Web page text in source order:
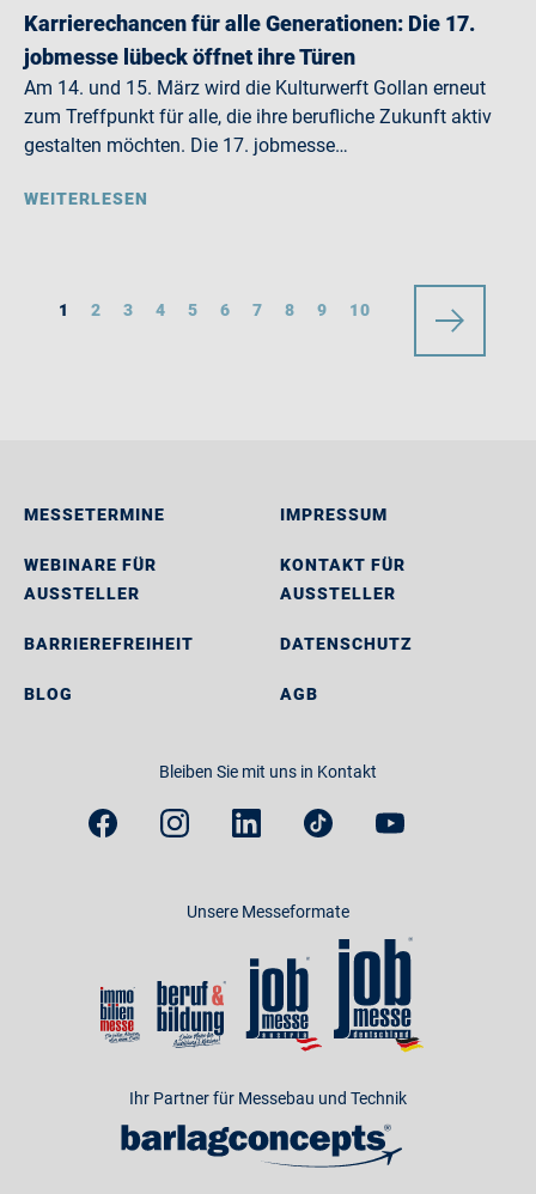
Karrierechancen für alle Generationen: Die 17.
jobmesse lübeck öffnet ihre Türen
Am 14. und 15. März wird die Kulturwerft Gollan erneut
zum Treffpunkt für alle, die ihre berufliche Zukunft aktiv
gestalten möchten. Die 17. jobmesse…
WEITERLESEN
1 2 3 4 5 6 7 8 9 10
MESSETERMINE
WEBINARE FÜR
AUSSTELLER
BARRIEREFREIHEIT
BLOG
IMPRESSUM
KONTAKT FÜR
AUSSTELLER
DATENSCHUTZ
AGB
Bleiben Sie mit uns in Kontakt
Unsere Messeformate
Ihr Partner für Messebau und Technik